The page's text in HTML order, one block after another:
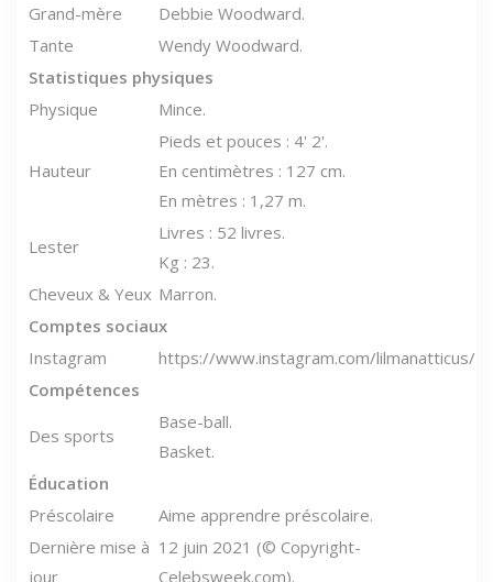
Grand-mère
Debbie Woodward.
Tante
Wendy Woodward.
Statistiques physiques
Physique
Mince.
Hauteur
Pieds et pouces : 4' 2'.
En centimètres : 127 cm.
En mètres : 1,27 m.
Lester
Livres : 52 livres.
Kg : 23.
Cheveux & Yeux Marron.
Comptes sociaux
Instagram
https://www.instagram.com/lilmanatticus/
Compétences
Des sports
Base-ball.
Basket.
Éducation
Préscolaire
Aime apprendre préscolaire.
Dernière mise à
jour
12 juin 2021 (© Copyright-
Celebsweek.com).